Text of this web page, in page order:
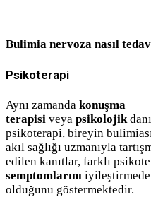
Bulimia nervoza nasıl
Psikoterapi
Aynı zamanda konuşma
terapisi veya psikolojik
psikoterapi, bireyin
akıl sağlığı uzmanıyla
edilen kanıtlar, farklı
semptomlarını iyileştirmede
olduğunu göstermektedir.